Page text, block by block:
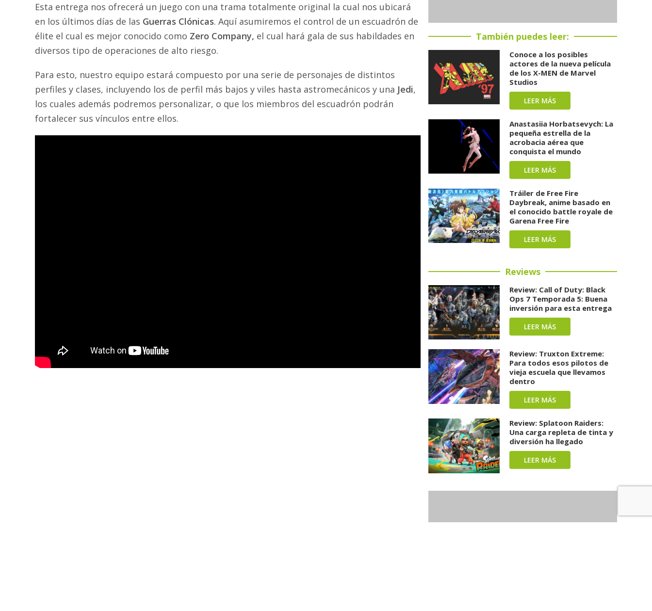
Esta entrega nos ofrecerá un juego con una trama totalmente original la cual nos ubicará
en los últimos días de las Guerras Clónicas. Aquí asumiremos el control de un escuadrón de
élite el cual es mejor conocido como Zero Company, el cual hará gala de sus habildades en
diversos tipo de operaciones de alto riesgo.
Para esto, nuestro equipo estará compuesto por una serie de personajes de distintos
perfiles y clases, incluyendo los de perfil más bajos y viles hasta astromecánicos y una Jedi,
los cuales además podremos personalizar, o que los miembros del escuadrón podrán
fortalecer sus vínculos entre ellos.
También puedes leer:
Conoce a los posibles
actores de la nueva película
de los X-MEN de Marvel
Studios
LEER MÁS
Anastasiia Horbatsevych: La
pequeña estrella de la
acrobacia aérea que
conquista el mundo
LEER MÁS
Tráiler de Free Fire
Daybreak, anime basado en
el conocido battle royale de
Garena Free Fire
LEER MÁS
Reviews
Review: Call of Duty: Black
Ops 7 Temporada 5: Buena
inversión para esta entrega
LEER MÁS
Review: Truxton Extreme:
Para todos esos pilotos de
vieja escuela que llevamos
dentro
LEER MÁS
Review: Splatoon Raiders:
Una carga repleta de tinta y
diversión ha llegado
LEER MÁS